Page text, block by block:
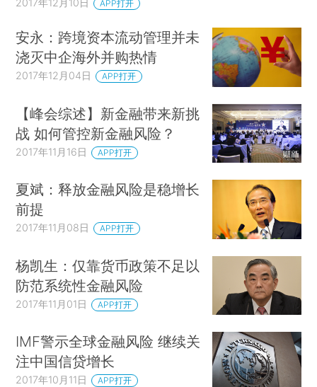
2017年12月10日 APP打开
安永：跨境资本流动管理并未
浇灭中企海外并购热情
2017年12月04日 APP打开
【峰会综述】新金融带来新挑
战 如何管控新金融风险？
2017年11月16日 APP打开
夏斌：释放金融风险是稳增长
前提
2017年11月08日 APP打开
杨凯生：仅靠货币政策不足以
防范系统性金融风险
2017年11月01日 APP打开
IMF警示全球金融风险 继续关
注中国信贷增长
2017年10月11日 APP打开